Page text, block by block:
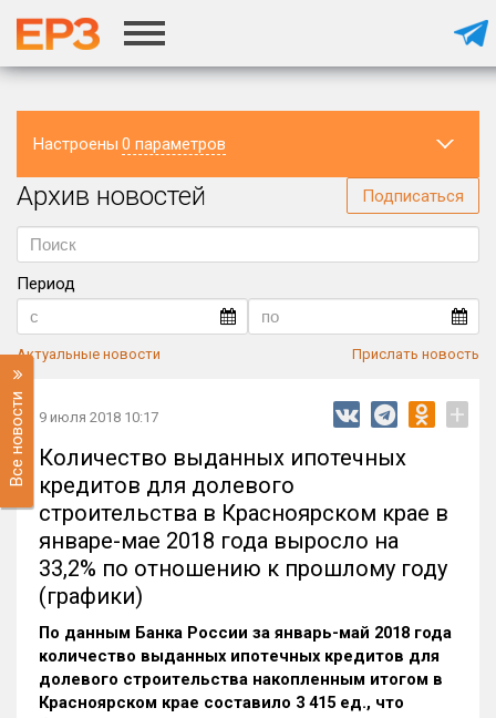
Настроены 0 параметров
Регион
Архив новостей Подписаться
Период
Актуальные новости Прислать новость
Все новости 9 июля 2018 10:17 +
Количество выданных ипотечных
кредитов для долевого
строительства в Красноярском крае в
январе-мае 2018 года выросло на
33,2% по отношению к прошлому году
(графики)
По данным Банка России за январь-май 2018 года
количество выданных ипотечных кредитов для
долевого строительства накопленным итогом в
Красноярском крае составило 3 415 ед., что